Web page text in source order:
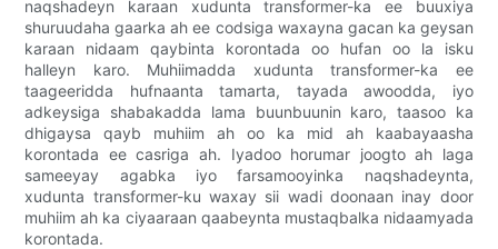
naqshadeyn karaan xudunta transformer-ka ee buuxiya
shuruudaha gaarka ah ee codsiga waxayna gacan ka geysan
karaan nidaam qaybinta korontada oo hufan oo la isku
halleyn karo. Muhiimadda xudunta transformer-ka ee
taageeridda hufnaanta tamarta, tayada awoodda, iyo
adkeysiga shabakadda lama buunbuunin karo, taasoo ka
dhigaysa qayb muhiim ah oo ka mid ah kaabayaasha
korontada ee casriga ah. Iyadoo horumar joogto ah laga
sameeyay agabka iyo farsamooyinka naqshadeynta,
xudunta transformer-ku waxay sii wadi doonaan inay door
muhiim ah ka ciyaaraan qaabeynta mustaqbalka nidaamyada
korontada.